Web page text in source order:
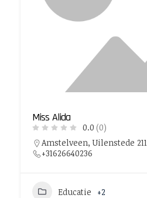
Miss Alida
0.0 (0)
Amstelveen, Uilenstede
+31626640236
Educatie +2